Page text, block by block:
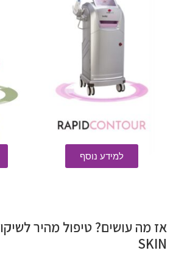
למידע נוסף
SKIN